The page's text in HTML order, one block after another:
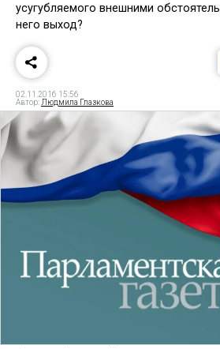
усугубляемого внешними
него выход?
02.11.2016 15:56
Автор: Людмила Глазкова